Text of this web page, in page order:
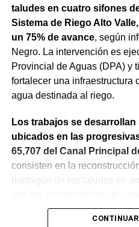
taludes en cuatro sifones
Sistema de Riego Alto
un 75% de avance, según
Negro. La intervención es
Provincial de Aguas (DPA) y
fortalecer una infraestructura
agua destinada al riego.
Los trabajos se
ubicados en las
65,707 del Canal Principal
consisten en la
hormigón de los taludes en
La obra incluye la